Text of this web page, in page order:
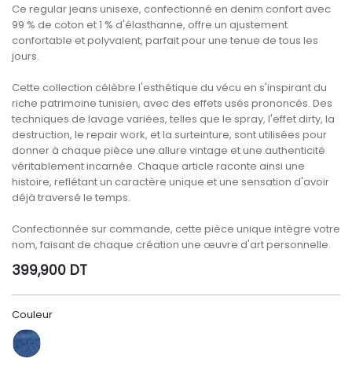
Ce regular jeans unisexe, confectionné en denim confort avec
99 % de coton et 1 % d'élasthanne, offre un ajustement
confortable et polyvalent, parfait pour une tenue de tous les
jours.
Cette collection célèbre l'esthétique du vécu en s'inspirant du
riche patrimoine tunisien, avec des effets usés prononcés. Des
techniques de lavage variées, telles que le spray, l'effet dirty, la
destruction, le repair work, et la surteinture, sont utilisées pour
donner à chaque pièce une allure vintage et une authenticité
véritablement incarnée. Chaque article raconte ainsi une
histoire, reflétant un caractère unique et une sensation d'avoir
déjà traversé le temps.
Confectionnée sur commande, cette pièce unique intègre votre
nom, faisant de chaque création une œuvre d'art personnelle.
399,900 DT
Couleur